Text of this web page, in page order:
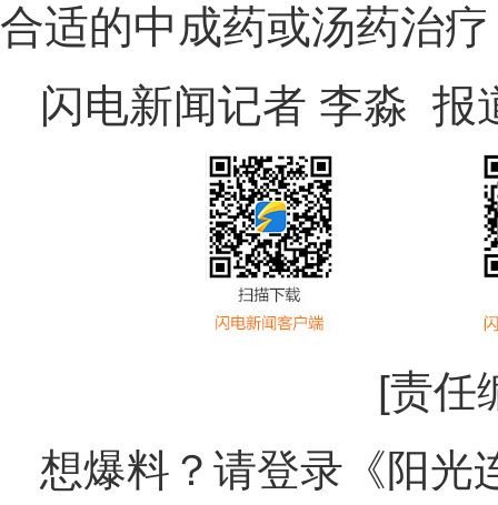
合适的中成药或汤药治
闪电新闻记者 李淼 报
[责任
想爆料？请登录《阳光